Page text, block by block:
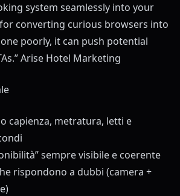
system seamlessly into your
converting curious browsers into
poorly, it can push potential
Arise Hotel Marketing
capienza, metratura, letti e
sempre visibile e coerente
rispondono a dubbi (camera +